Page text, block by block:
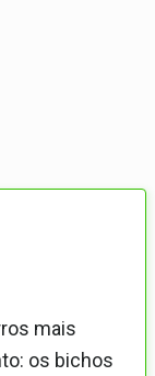
mais
os bichos